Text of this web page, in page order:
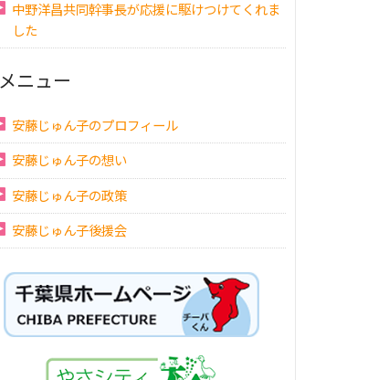
中野洋昌共同幹事長が応援に駆けつけてくれま
した
メニュー
安藤じゅん子のプロフィール
安藤じゅん子の想い
安藤じゅん子の政策
安藤じゅん子後援会